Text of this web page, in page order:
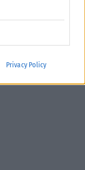
Privacy Policy
για την κρατική
αρωγής για τις περιοχές
τις αρμόδιες αρχές...